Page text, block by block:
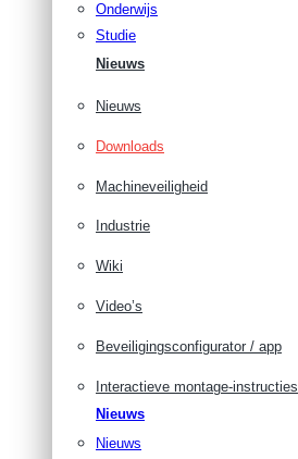
Onderwijs
Studie
Nieuws
Nieuws
Downloads
Machineveiligheid
Industrie
Wiki
Video’s
Beveiligingsconfigurator / app
Interactieve montage-instructies
Nieuws
Nieuws